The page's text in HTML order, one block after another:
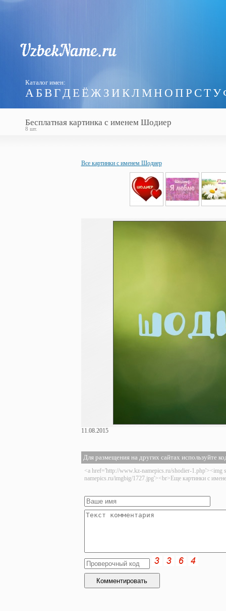
Каталог имен:
АБ ВГД Е Ё Ж З И КЛ МН О П Р С ТУ
Бесплатная картинка с именем Шодиер
8 шт.
Все картинки с именем Шодиер
11.08.2015
Для размещения на других сайтах используйте
<a href='http://www.kz-namepics.ru/shodier-1.php'><img
namepics.ru/imgbig/1727.jpg'><br>Еще картинки с